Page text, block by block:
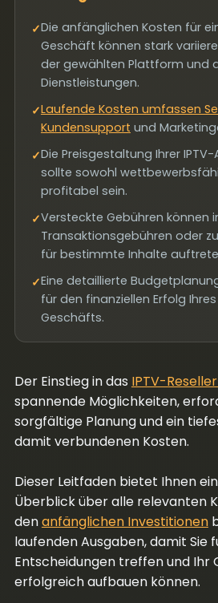
✓Die anfänglichen Kosten für
Geschäft können stark
der gewählten Plattform und
Dienstleistungen.
✓Laufende Kosten umfassen
Kundensupport und
✓Die Preisgestaltung Ihrer
sollte sowohl
profitabel sein.
✓Versteckte Gebühren können
Transaktionsgebühren oder
für bestimmte Inhalte
✓Eine detaillierte
für den finanziellen Erfolg
Geschäfts.
Der Einstieg in das IPTV-
spannende Möglichkeiten,
sorgfältige Planung und ein
damit verbundenen Kosten.
Dieser Leitfaden bietet Ihnen
Überblick über alle relevanten
denanfänglichen Investitionen
laufenden Ausgaben, damit Sie
Entscheidungen treffen und Ihr
erfolgreich aufbauen können.